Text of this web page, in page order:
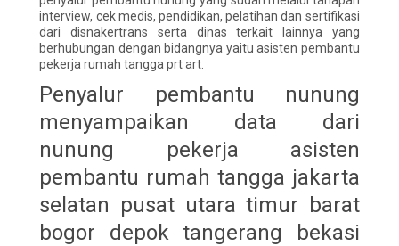
interview, cek medis, pendidikan, pelatihan dan sertifikasi
dari disnakertrans serta dinas terkait lainnya yang
berhubungan dengan bidangnya yaitu asisten pembantu
pekerja rumah tangga prt art.
Penyalur pembantu nunung
menyampaikan data dari
nunung pekerja asisten
pembantu rumah tangga jakarta
selatan pusat utara timur barat
bogor depok tangerang bekasi